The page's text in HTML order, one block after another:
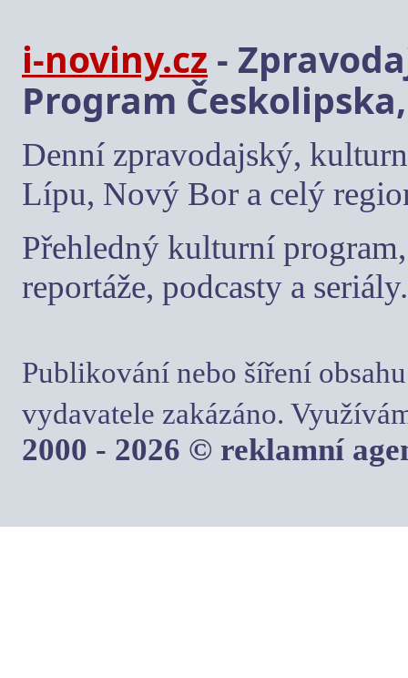
i-noviny.cz -
Program
Denní zpravodajský,
Lípu, Nový Bor a celý
Přehledný kulturní
reportáže, podcasty a seriály.
Publikování nebo šíření
vydavatele zakázáno.
2000 - 2026 © reklamní